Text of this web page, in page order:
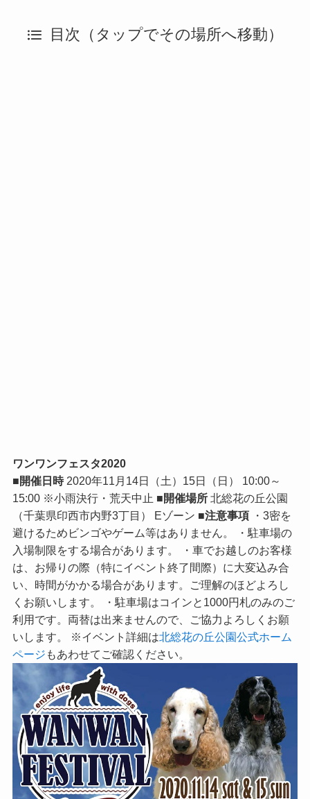
目次（タップでその場所へ移動）
ワンワンフェスタ2020
■開催日時2020年11月14日（土）15日（日） 10:00～
15:00 ※小雨決行・荒天中止 ■開催場所北総花の丘公園
（千葉県印西市内野3丁目） Eゾーン ■注意事項・3密を
避けるためビンゴやゲーム等はありません。 ・駐車場の
入場制限をする場合があります。 ・車でお越しのお客様
は、お帰りの際（特にイベント終了間際）に大変込み合
い、時間がかかる場合があります。ご理解のほどよろし
くお願いします。 ・駐車場はコインと1000円札のみのご
利用です。両替は出来ませんので、ご協力よろしくお願
いします。 ※イベント詳細は北総花の丘公園公式ホーム
ページ もあわせてご確認ください。